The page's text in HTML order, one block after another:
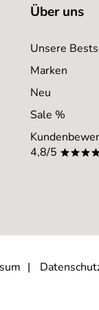
Bewertung
Über uns
Unsere
Marken
Neu
Sale %
4,8/5